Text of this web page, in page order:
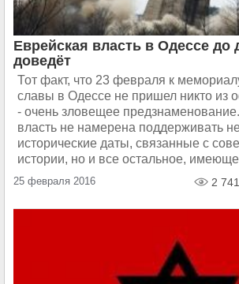
Еврейская власть в Одессе до
доведёт
Тот факт, что 23 февраля к
славы в Одессе не пришел никто из
- очень зловещее
власть не намерена поддерживать
исторические даты, связанные с
истории, но и все остальное,
25 февраля 2016 2 741